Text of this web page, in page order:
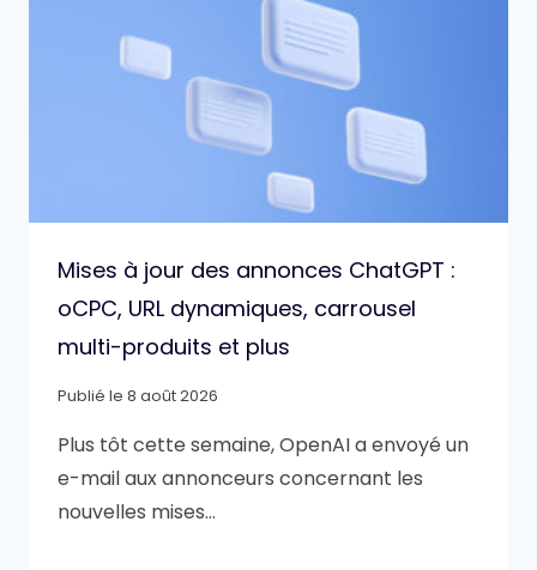
Mises à jour des annonces ChatGPT :
oCPC, URL dynamiques, carrousel
multi-produits et plus
Publié le 8 août 2026
Plus tôt cette semaine, OpenAI a envoyé un
e-mail aux annonceurs concernant les
nouvelles mises…